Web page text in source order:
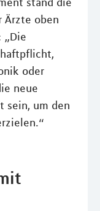
Ärzte oben
„Die
oder
neue
sein, um den